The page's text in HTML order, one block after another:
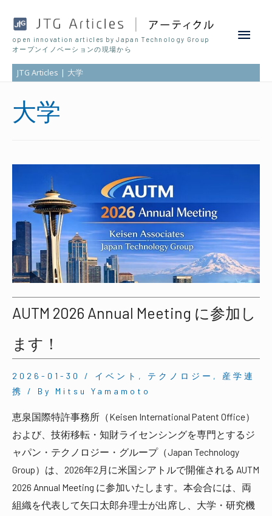
open innovation articles by Japan Technology Group
オープンイノベーションの現場から
Main
Menu
JTG Articles 大学
大学
AUTM 2026 Annual Meeting に参加し
ます！
2026-01-30 / イベント , テクノロジー , 産学連
携
/ By Mitsu Yamamoto
恵泉国際特許事務所（Keisen International Patent Office）
および、技術移転・知財ライセンシングを専門とするジ
ャパン・テクノロジー・グループ（Japan Technology
Group）は、2026年2月に米国シアトルで開催される AUTM
2026 Annual Meeting に参加いたします。本会合には、両
組織を代表して矢口太郎弁理士が出席し、大学・研究機